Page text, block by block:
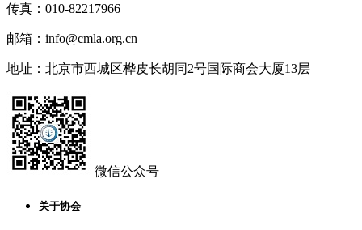
传真：010-82217966
邮箱：info@cmla.org.cn
地址：北京市西城区桦皮长胡同2号国际商会大厦13层
微信公众号
关于协会